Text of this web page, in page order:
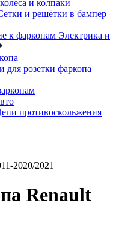
и колпаки
и решётки в бампер
Электрика и
для розетки фаркопа
противоскольжения
2020/2021
Renault